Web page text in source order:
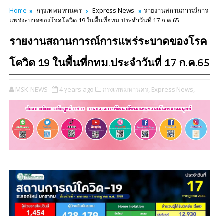
Home กรุงเทพมหานคร Express News
รายงานสถานการณ์การ
แพร่ระบาดของโรคโควิด 19 ในพื้นที่กทม.ประจำวันที่ 17 ก.ค.65
รายงานสถานการณ์การแพร่ระบาดของโรค
โควิด 19 ในพื้นที่กทม.ประจำวันที่ 17 ก.ค.65
MSK-NEWS 4 years ago กรุงเทพมหานคร, Express News,